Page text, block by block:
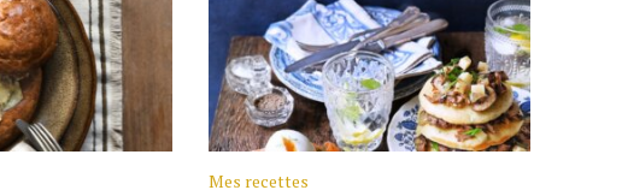
Mes recettes